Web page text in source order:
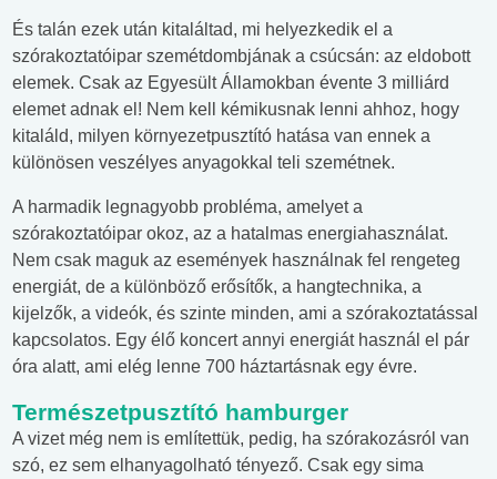
És talán ezek után kitaláltad, mi helyezkedik el a
szórakoztatóipar szemétdombjának a csúcsán: az eldobott
elemek. Csak az Egyesült Államokban évente 3 milliárd
elemet adnak el! Nem kell kémikusnak lenni ahhoz, hogy
kitaláld, milyen környezetpusztító hatása van ennek a
különösen veszélyes anyagokkal teli szemétnek.
A harmadik legnagyobb probléma, amelyet a
szórakoztatóipar okoz, az a hatalmas energiahasználat.
Nem csak maguk az események használnak fel rengeteg
energiát, de a különböző erősítők, a hangtechnika, a
kijelzők, a videók, és szinte minden, ami a szórakoztatással
kapcsolatos. Egy élő koncert annyi energiát használ el pár
óra alatt, ami elég lenne 700 háztartásnak egy évre.
Természetpusztító hamburger
A vizet még nem is említettük, pedig, ha szórakozásról van
szó, ez sem elhanyagolható tényező. Csak egy sima